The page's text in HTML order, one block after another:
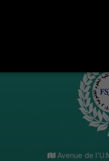
Avenue de